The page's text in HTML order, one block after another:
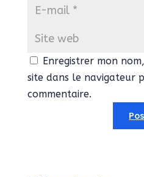
Enregistrer mon
site dans le navigateur
commentaire.